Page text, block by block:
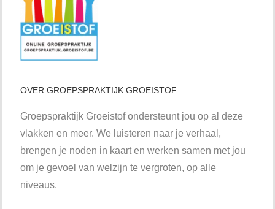
OVER GROEPSPRAKTIJK GROEISTOF
Groepspraktijk Groeistof ondersteunt jou op al deze
vlakken en meer. We luisteren naar je verhaal,
brengen je noden in kaart en werken samen met jou
om je gevoel van welzijn te vergroten, op alle
niveaus.